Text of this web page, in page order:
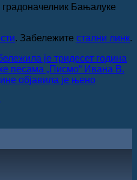
Бањалуке
. Забележите стални линк.
је тридесет година
песама „Писмо“ Ивана В.
објавила је њено